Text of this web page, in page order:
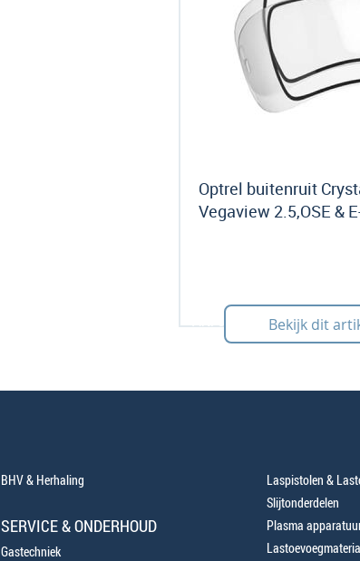
Optrel buitenruit
Vegaview 2.5,OSE &
Bekijk dit
BHV & Herhaling
SERVICE & ONDERHOUD
Gastechniek
Laspistolen &
Slijtonderdelen
Plasma